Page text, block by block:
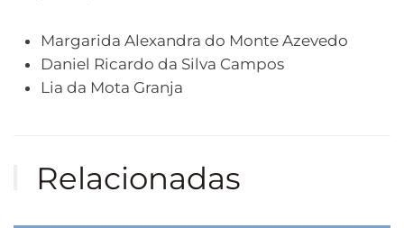
Margarida Alexandra do Monte Azevedo
Daniel Ricardo da Silva Campos
Lia da Mota Granja
Relacionadas